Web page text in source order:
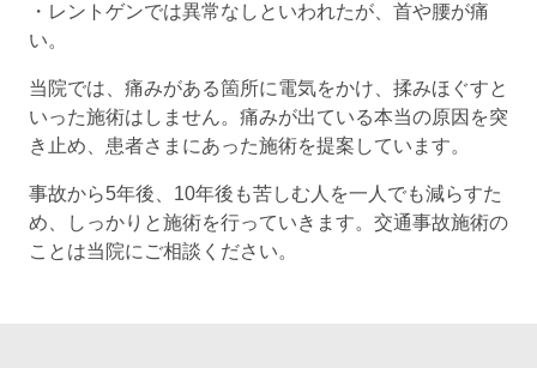
・レントゲンでは異常なしといわれたが、首や腰が痛
い。
当院では、痛みがある箇所に電気をかけ、揉みほぐすと
いった施術はしません。痛みが出ている本当の原因を突
き止め、患者さまにあった施術を提案しています。
事故から5年後、10年後も苦しむ人を一人でも減らすた
め、しっかりと施術を行っていきます。交通事故施術の
ことは当院にご相談ください。